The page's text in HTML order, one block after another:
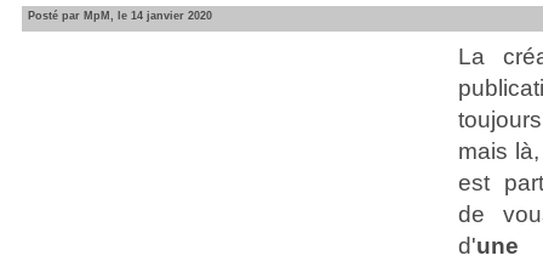
Posté par MpM, le 14 janvier 2020
La
mais
est
de
d'une